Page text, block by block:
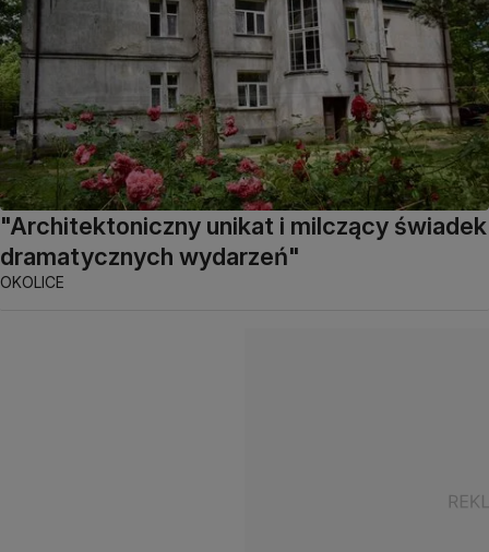
"Architektoniczny unikat i milczący świadek
dramatycznych wydarzeń"
OKOLICE